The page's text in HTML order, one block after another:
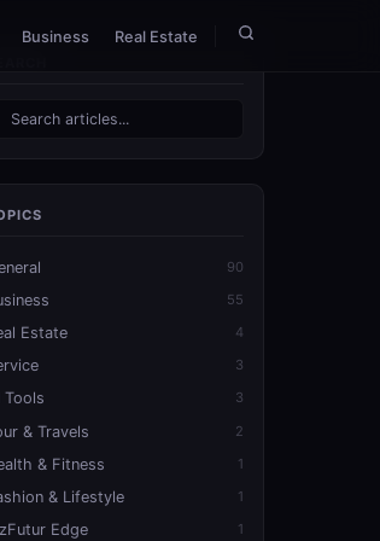
Business Real Estate
90
55
Estate 4
3
Tools 3
& Travels 2
& Fitness 1
& Lifestyle 1
Edge 1